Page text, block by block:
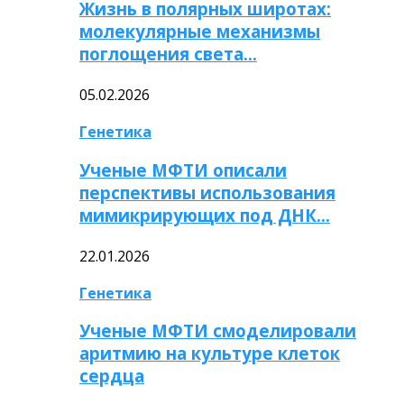
Жизнь в полярных широтах:
молекулярные механизмы
поглощения света…
05.02.2026
Генетика
Ученые МФТИ описали
перспективы использования
мимикрирующих под ДНК…
22.01.2026
Генетика
Ученые МФТИ смоделировали
аритмию на культуре клеток
сердца